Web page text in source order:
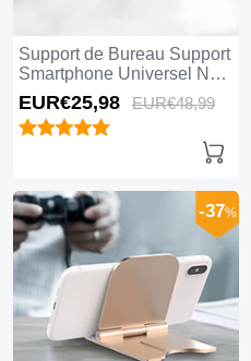
Support de Bureau Support
Smartphone Universel N09
Noir
EUR€25,98 EUR€48,99
-37%